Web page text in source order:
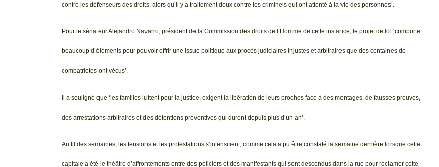
contre les défenseurs des droits, alors qu’il y a traitement doux contre les criminels qui ont attenté à la vie des personnes’.
Pour le sénateur Alejandro Navarro, président de la Commission des droits de l’Homme de cette instance, le projet de loi ‘comporte
beaucoup d’éléments pour pouvoir offrir une issue politique aux procès judiciaires injustes et arbitraires que des centaines de
compatriotes ont vécus’.
Il a souligné que ‘les familles luttent pour la justice, exigent la libération de leurs proches face à des montages, de fausses preuves,
des arrestations arbitraires et des détentions préventives qui durent depuis plus d’un an’.
Au fil des semaines, les tensions et les protestations s’intensifient, comme cela a pu être constaté la semaine dernière lorsque cette
capitale a été le théâtre d’affrontements entre des policiers et des manifestants qui sont descendus dans la rue pour réclamer cette